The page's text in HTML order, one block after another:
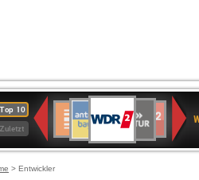
Top 10
Zuletzt
Deutschlandfunk
90er
OLDIE
ANTENNE
4
KLASSIK
Deutschlandfunk
KulturBAYERN
2
Kultur
NDR
2
> Entwickler